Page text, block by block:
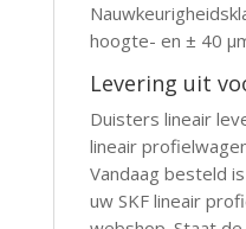
hoogte- en ± 40
Levering uit
Duisters lineair
lineair
Vandaag besteld
uw SKF lineair